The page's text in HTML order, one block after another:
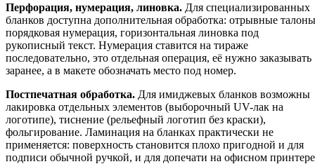
Перфорация, нумерация, линовка. Для специализированных
бланков доступна дополнительная обработка: отрывные
порядковая нумерация, горизонтальная линовка под
рукописный текст. Нумерация ставится на тираже
последовательно, это отдельная операция, её нужно заказывать
заранее, а в макете обозначать место под номер.
Постпечатная обработка. Для имиджевых бланков возможны
лакировка отдельных элементов (выборочный UV-лак на
логотипе), тиснение (рельефный логотип без краски),
фольгирование. Ламинация на бланках практически не
применяется: поверхность становится плохо пригодной и для
подписи обычной ручкой, и для допечати на офисном